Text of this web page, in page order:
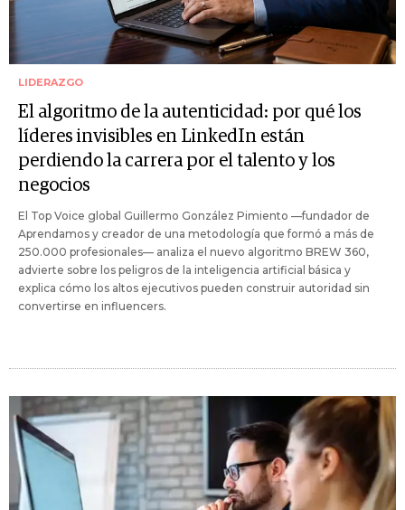
LIDERAZGO
El algoritmo de la autenticidad: por qué los
líderes invisibles en LinkedIn están
perdiendo la carrera por el talento y los
negocios
El Top Voice global Guillermo González Pimiento —fundador de
Aprendamos y creador de una metodología que formó a más de
250.000 profesionales— analiza el nuevo algoritmo BREW 360,
advierte sobre los peligros de la inteligencia artificial básica y
explica cómo los altos ejecutivos pueden construir autoridad sin
convertirse en influencers.